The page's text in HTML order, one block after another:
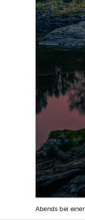
Abends bei